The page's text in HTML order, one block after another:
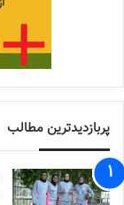
پربازدیدترین مطالب